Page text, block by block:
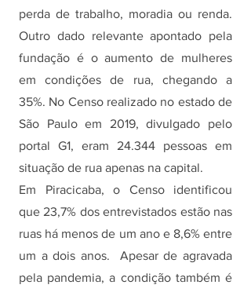
perda de trabalho, moradia ou renda.
Outro dado relevante apontado pela
fundação é o aumento de mulheres
em condições de rua, chegando a
35%. No Censo realizado no estado de
São Paulo em 2019, divulgado pelo
portal G1, eram 24.344 pessoas em
situação de rua apenas na capital.
Em Piracicaba, o Censo identificou
que 23,7% dos entrevistados estão nas
ruas há menos de um ano e 8,6% entre
um a dois anos.  Apesar de agravada
pela pandemia, a condição também é